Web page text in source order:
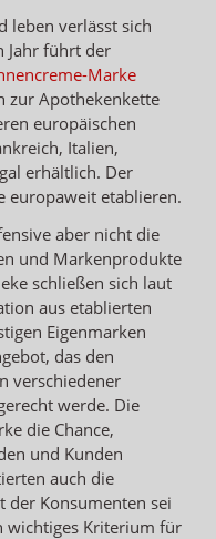
leben verlässt sich
Jahr führt der
Marke
zur Apothekenkette
europäischen
Italien,
erhältlich. Der
europaweit etablieren.
aber nicht die
und Markenprodukte
schließen sich laut
aus etablierten
Eigenmarken
das den
verschiedener
werde. Die
die Chance,
und Kunden
auch die
der Konsumenten sei
wichtiges Kriterium für